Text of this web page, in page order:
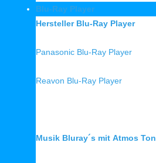
Blu-Ray Player
Hersteller Blu-Ray Player
Panasonic Blu-Ray Player
Reavon Blu-Ray Player
Musik Bluray´s mit Atmos Ton